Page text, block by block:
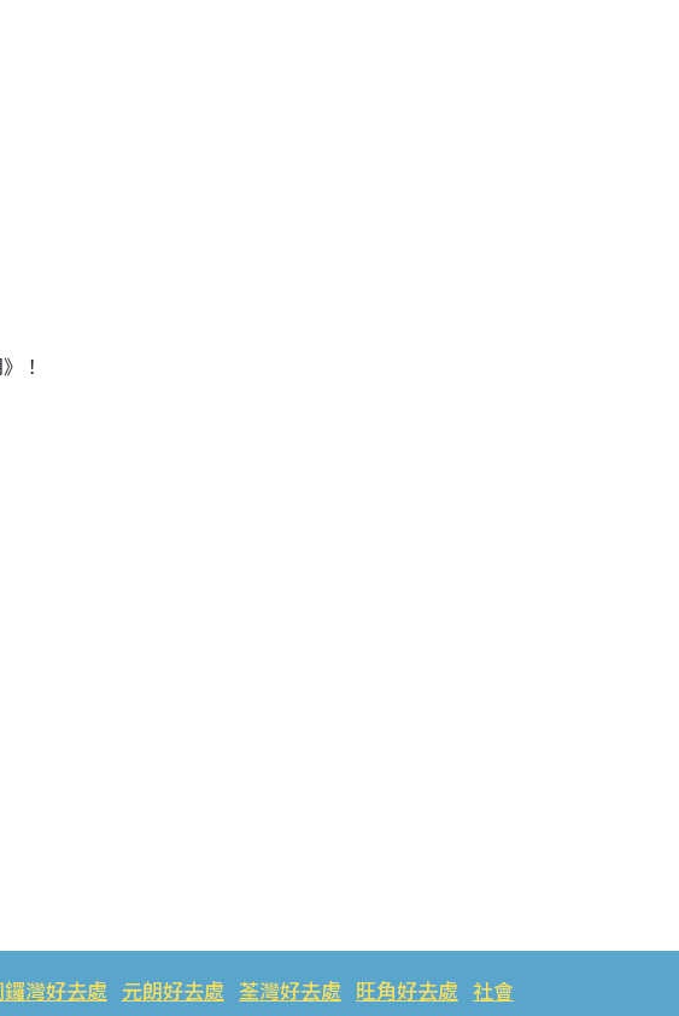
！
灣好去處 元朗好去處 荃灣好去處 旺角好去處 社會